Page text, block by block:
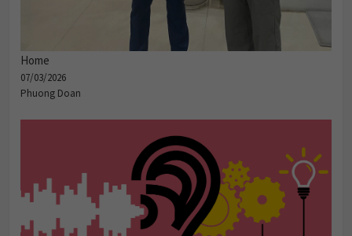
Home
07/03/2026
Phuong Doan